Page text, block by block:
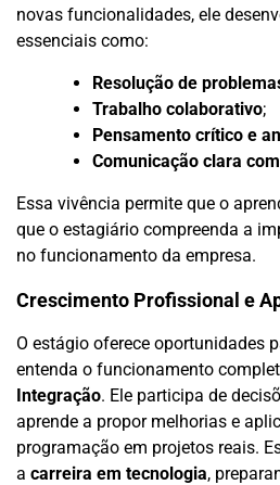
novas funcionalidades, ele
essenciais como:
Resolução de
Trabalho colaborativo;
Pensamento crítico e
Comunicação clara
Essa vivência permite que o
que o estagiário compreenda a
no funcionamento da empresa.
Crescimento Profissional e
O estágio oferece oportunidades
entenda o funcionamento
Integração. Ele participa de
aprende a propor melhorias e
programação em projetos reais.
a carreira em tecnologia,